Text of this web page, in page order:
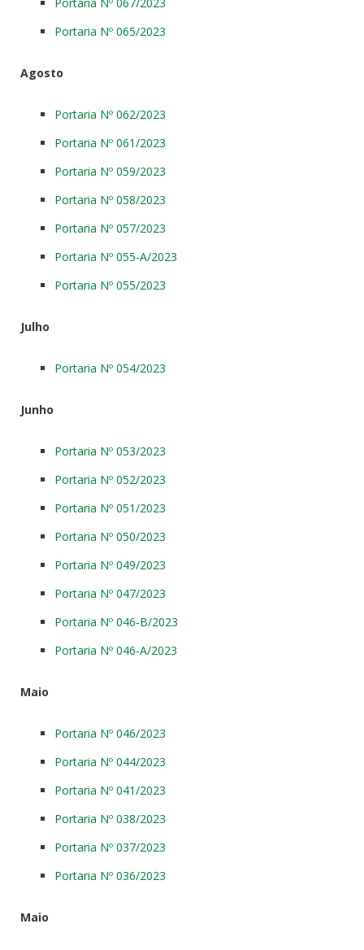
Portaria Nº 065/2023
Agosto
Portaria Nº 062/2023
Portaria Nº 061/2023
Portaria Nº 059/2023
Portaria Nº 058/2023
Portaria Nº 057/2023
Portaria Nº 055-A/2023
Portaria Nº 055/2023
Julho
Portaria Nº 054/2023
Junho
Portaria Nº 053/2023
Portaria Nº 052/2023
Portaria Nº 051/2023
Portaria Nº 050/2023
Portaria Nº 049/2023
Portaria Nº 047/2023
Portaria Nº 046-B/2023
Portaria Nº 046-A/2023
Maio
Portaria Nº 046/2023
Portaria Nº 044/2023
Portaria Nº 041/2023
Portaria Nº 038/2023
Portaria Nº 037/2023
Portaria Nº 036/2023
Maio